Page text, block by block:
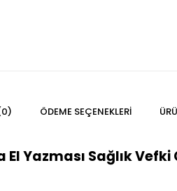
ÖDEME SEÇENEKLERI
El Yazması Sağlık